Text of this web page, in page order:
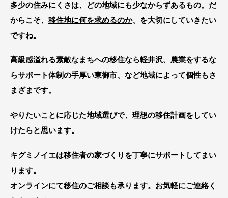
多少の住みにくさは、どの地域にも少なからずあるもの。だ
からこそ、 移住地に何を求めるのか、を大切にしていきたい
ですね。
高級感溢れる素敵なまちへの移住なら軽井沢、農業をするな
らサポート体制の手厚い東御市、など地域によって個性もさ
まざまです。
やりたいことに応じた地域選びで、理想の移住計画をしてい
けたらと思います。
キグミノイエは移住者の家づくりを丁寧にサポートしてまい
ります。
オンラインにて移住のご相談も承ります。お気軽にご連絡く